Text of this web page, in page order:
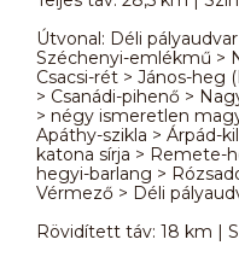
Útvonal: Déli
Széchenyi-emlékmű >
Csacsi-rét > János-heg
> Csanádi-pihenő >
> négy ismeretlen
Apáthy-szikla > Árpád-
katona sírja > Remete-
hegyi-barlang >
Vérmező > Déli
Rövidített táv: 18 km |